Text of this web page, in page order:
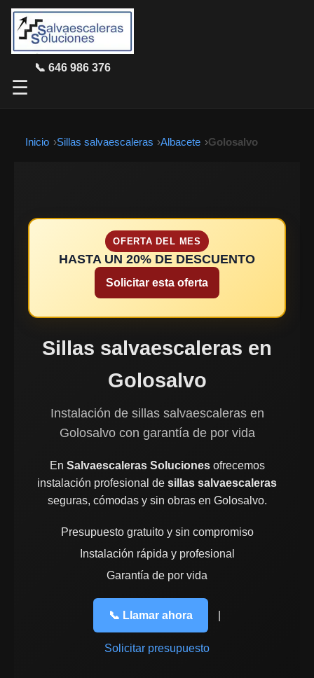
📞 646 986 376
☰
Inicio Sillas salvaescaleras Albacete Golosalvo
OFERTA DEL MES
HASTA UN 20% DE DESCUENTO
Solicitar esta oferta
Sillas salvaescaleras en
Golosalvo
Instalación de sillas salvaescaleras en
Golosalvo con garantía de por vida
En Salvaescaleras Solucionesofrecemos
instalación profesional de sillas salvaescaleras
seguras, cómodas y sin obras en Golosalvo.
Presupuesto gratuito y sin compromiso
Instalación rápida y profesional
Garantía de por vida
📞 Llamar ahora
Solicitar presupuesto